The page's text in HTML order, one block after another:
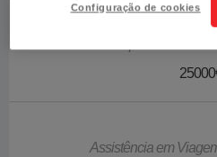
Assistência em
Configuração de cookies